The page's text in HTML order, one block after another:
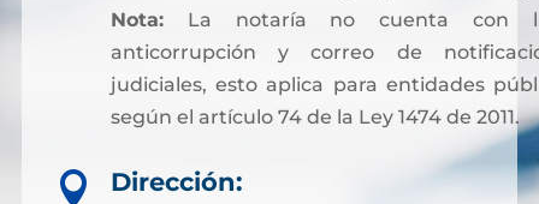
Nota:La notaría no cuenta con
anticorrupción y correo de
judiciales, esto aplica para entidades
según el artículo 74 de la Ley 1474 de 2011.

Dirección: